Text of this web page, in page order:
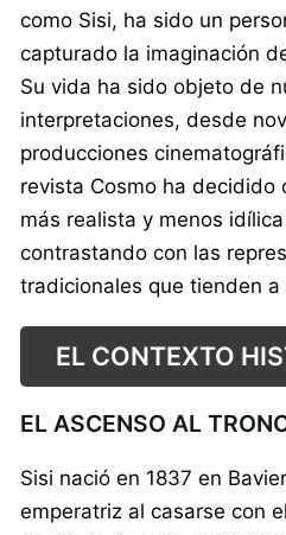
como Sisi, ha sido un
capturado la imaginación
Su vida ha sido objeto de
interpretaciones, desde
producciones
revista Cosmo ha decidido
más realista y menos
contrastando con las
tradicionales que tienden
EL CONTEXTO
EL ASCENSO AL
Sisi nació en 1837 en
emperatriz al casarse con